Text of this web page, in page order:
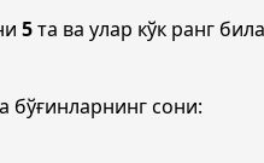
5та ва улар кўк ранг
бўғинларнинг сони: